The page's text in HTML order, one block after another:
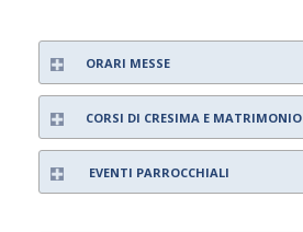
ORARI MESSE
CORSI DI CRESIMA E MATRIMONIO
EVENTI PARROCCHIALI